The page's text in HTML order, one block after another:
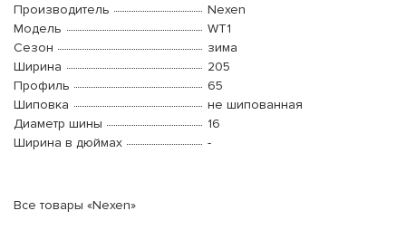
Производитель
Nexen
Модель
WT1
Сезон
зима
Ширина
205
Профиль
65
Шиповка
не шипованная
Диаметр шины
16
Ширина в дюймах
-
Все товары «Nexen»